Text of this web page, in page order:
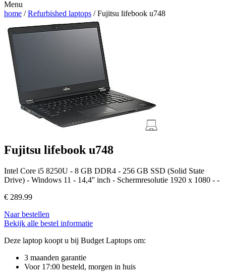
Menu
home /Refurbished laptops / Fujitsu lifebook u748
Fujitsu lifebook u748
Intel Core i5 8250U - 8 GB DDR4 - 256 GB SSD (Solid State
Drive) - Windows 11 - 14,4'' inch - Schermresolutie 1920 x 1080 - -
€ 289.99
Naar bestellen
Bekijk alle bestel informatie
Deze laptop koopt u bij Budget Laptops om:
3 maanden garantie
Voor 17:00 besteld, morgen in huis